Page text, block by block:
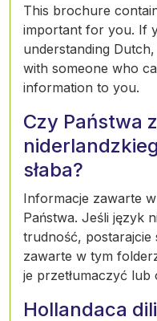
This brochure
important for you. If
understanding
with someone who
information to you.
Czy Państwa
słaba?
Informacje zawarte
Państwa. Jeśli język
trudność, postarajcie
zawarte w tym
je przetłumaczyć lub
Hollandaca